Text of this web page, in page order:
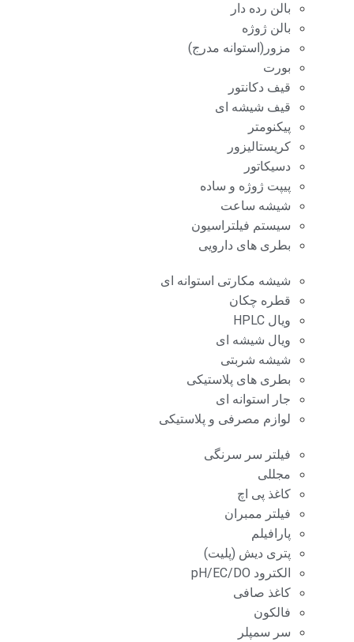
بالن رده دار
بالن ژوژه
مزور(استوانه مدرج)
بورت
قیف دکانتور
قیف شیشه ای
پیکنومتر
کریستالیزور
دسیکاتور
پیپت ژوژه و ساده
شیشه ساعت
سیستم فیلتراسیون
بطری های دارویی
شیشه مکارتی استوانه ای
قطره چکان
ویال HPLC
ویال شیشه ای
شیشه شربتی
بطری های پلاستیکی
جار استوانه ای
لوازم مصرفی و پلاستیکی
فیلتر سر سرنگی
مجللی
کاغذ پی اچ
فیلتر ممبران
پارافیلم
پتری دیش (پلیت)
الکترود pH/EC/DO
کاغذ صافی
فالکون
سر سمپلر